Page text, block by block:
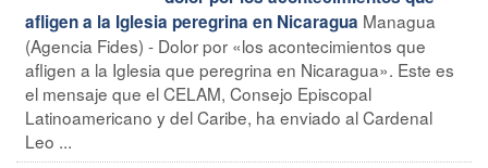
afligen a la Iglesia peregrina en Nicaragua Managua
(Agencia Fides) - Dolor por «los acontecimientos que
afligen a la Iglesia que peregrina en Nicaragua». Este es
el mensaje que el CELAM, Consejo Episcopal
Latinoamericano y del Caribe, ha enviado al Cardenal
Leo ...